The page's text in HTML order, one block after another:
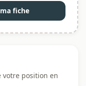
fiche
votre position en